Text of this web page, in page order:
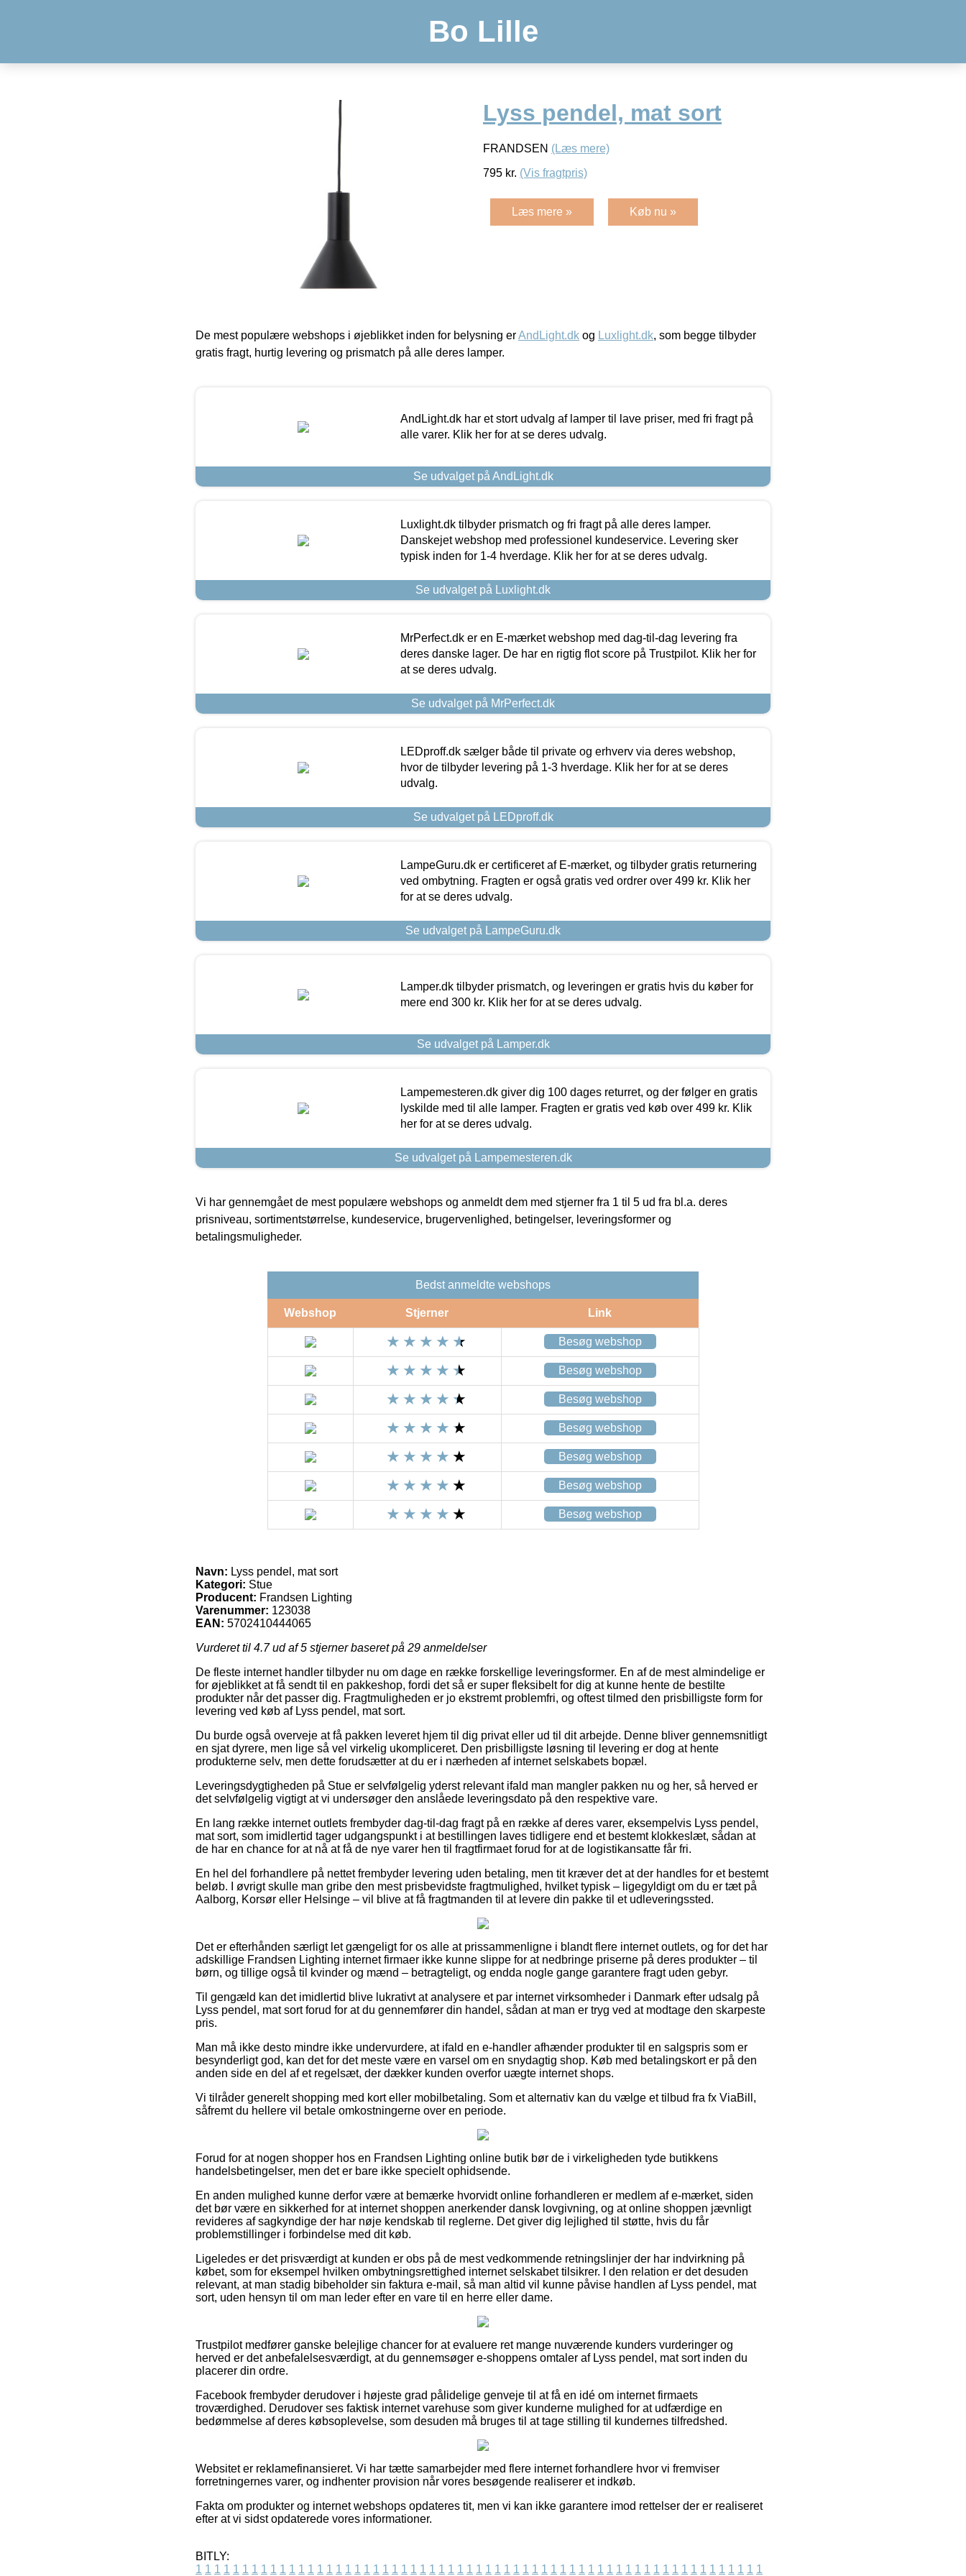
Bo Lille
Lyss pendel, mat sort
FRANDSEN (Læs mere)
795 kr. (Vis fragtpris)
Læs mere » Køb nu »
De mest populære webshops i øjeblikket inden for belysning erAndLight.dk og Luxlight.dk, som begge tilbyder
gratis fragt, hurtig levering og prismatch på alle deres lamper.
AndLight.dk har et stort udvalg af lamper til lave priser, med fri fragt på
alle varer. Klik her for at se deres udvalg.
Se udvalget på AndLight.dk
Luxlight.dk tilbyder prismatch og fri fragt på alle deres lamper.
Danskejet webshop med professionel kundeservice. Levering sker
typisk inden for 1-4 hverdage. Klik her for at se deres udvalg.
Se udvalget på Luxlight.dk
MrPerfect.dk er en E-mærket webshop med dag-til-dag levering fra
deres danske lager. De har en rigtig flot score på Trustpilot. Klik her for
at se deres udvalg.
Se udvalget på MrPerfect.dk
LEDproff.dk sælger både til private og erhverv via deres webshop,
hvor de tilbyder levering på 1-3 hverdage. Klik her for at se deres
udvalg.
Se udvalget på LEDproff.dk
LampeGuru.dk er certificeret af E-mærket, og tilbyder gratis returnering
ved ombytning. Fragten er også gratis ved ordrer over 499 kr. Klik her
for at se deres udvalg.
Se udvalget på LampeGuru.dk
Lamper.dk tilbyder prismatch, og leveringen er gratis hvis du køber for
mere end 300 kr. Klik her for at se deres udvalg.
Se udvalget på Lamper.dk
Lampemesteren.dk giver dig 100 dages returret, og der følger en gratis
lyskilde med til alle lamper. Fragten er gratis ved køb over 499 kr. Klik
her for at se deres udvalg.
Se udvalget på Lampemesteren.dk
Vi har gennemgået de mest populære webshops og anmeldt dem med stjerner fra 1 til 5 ud fra bl.a. deres
prisniveau, sortimentstørrelse, kundeservice, brugervenlighed, betingelser, leveringsformer og
betalingsmuligheder.
Bedst anmeldte webshops
Webshop Stjerner Link
Besøg webshop
Besøg webshop
Besøg webshop
Besøg webshop
Besøg webshop
Besøg webshop
Besøg webshop
Navn: Lyss pendel, mat sort
Kategori: Stue
Producent: Frandsen Lighting
Varenummer: 123038
EAN: 5702410444065
Vurderet til 4.7ud af 5 stjerner baseret på 29 anmeldelser
De fleste internet handler tilbyder nu om dage en række forskellige leveringsformer. En af de mest almindelige er
for øjeblikket at få sendt til en pakkeshop, fordi det så er super fleksibelt for dig at kunne hente de bestilte
produkter når det passer dig. Fragtmuligheden er jo ekstremt problemfri, og oftest tilmed den prisbilligste form for
levering ved køb af Lyss pendel, mat sort.
Du burde også overveje at få pakken leveret hjem til dig privat eller ud til dit arbejde. Denne bliver gennemsnitligt
en sjat dyrere, men lige så vel virkelig ukompliceret. Den prisbilligste løsning til levering er dog at hente
produkterne selv, men dette forudsætter at du er i nærheden af internet selskabets bopæl.
Leveringsdygtigheden på Stue er selvfølgelig yderst relevant ifald man mangler pakken nu og her, så herved er
det selvfølgelig vigtigt at vi undersøger den anslåede leveringsdato på den respektive vare.
En lang række internet outlets frembyder dag-til-dag fragt på en række af deres varer, eksempelvis Lyss pendel,
mat sort, som imidlertid tager udgangspunkt i at bestillingen laves tidligere end et bestemt klokkeslæt, sådan at
de har en chance for at nå at få de nye varer hen til fragtfirmaet forud for at de logistikansatte får fri.
En hel del forhandlere på nettet frembyder levering uden betaling, men tit kræver det at der handles for et bestemt
beløb. I øvrigt skulle man gribe den mest prisbevidste fragtmulighed, hvilket typisk – ligegyldigt om du er tæt på
Aalborg, Korsør eller Helsinge – vil blive at få fragtmanden til at levere din pakke til et udleveringssted.
Det er efterhånden særligt let gængeligt for os alle at prissammenligne i blandt flere internet outlets, og for det har
adskillige Frandsen Lighting internet firmaer ikke kunne slippe for at nedbringe priserne på deres produkter – til
børn, og tillige også til kvinder og mænd – betragteligt, og endda nogle gange garantere fragt uden gebyr.
Til gengæld kan det imidlertid blive lukrativt at analysere et par internet virksomheder i Danmark efter udsalg på
Lyss pendel, mat sort forud for at du gennemfører din handel, sådan at man er tryg ved at modtage den skarpeste
pris.
Man må ikke desto mindre ikke undervurdere, at ifald en e-handler afhænder produkter til en salgspris som er
besynderligt god, kan det for det meste være en varsel om en snydagtig shop. Køb med betalingskort er på den
anden side en del af et regelsæt, der dækker kunden overfor uægte internet shops.
Vi tilråder generelt shopping med kort eller mobilbetaling. Som et alternativ kan du vælge et tilbud fra fx ViaBill,
såfremt du hellere vil betale omkostningerne over en periode.
Forud for at nogen shopper hos en Frandsen Lighting online butik bør de i virkeligheden tyde butikkens
handelsbetingelser, men det er bare ikke specielt ophidsende.
En anden mulighed kunne derfor være at bemærke hvorvidt online forhandleren er medlem af e-mærket, siden
det bør være en sikkerhed for at internet shoppen anerkender dansk lovgivning, og at online shoppen jævnligt
revideres af sagkyndige der har nøje kendskab til reglerne. Det giver dig lejlighed til støtte, hvis du får
problemstillinger i forbindelse med dit køb.
Ligeledes er det prisværdigt at kunden er obs på de mest vedkommende retningslinjer der har indvirkning på
købet, som for eksempel hvilken ombytningsrettighed internet selskabet tilsikrer. I den relation er det desuden
relevant, at man stadig bibeholder sin faktura e-mail, så man altid vil kunne påvise handlen af Lyss pendel, mat
sort, uden hensyn til om man leder efter en vare til en herre eller dame.
Trustpilot medfører ganske belejlige chancer for at evaluere ret mange nuværende kunders vurderinger og
herved er det anbefalelsesværdigt, at du gennemsøger e-shoppens omtaler af Lyss pendel, mat sort inden du
placerer din ordre.
Facebook frembyder derudover i højeste grad pålidelige genveje til at få en idé om internet firmaets
troværdighed. Derudover ses faktisk internet varehuse som giver kunderne mulighed for at udfærdige en
bedømmelse af deres købsoplevelse, som desuden må bruges til at tage stilling til kundernes tilfredshed.
Websitet er reklamefinansieret. Vi har tætte samarbejder med flere internet forhandlere hvor vi fremviser
forretningernes varer, og indhenter provision når vores besøgende realiserer et indkøb.
Fakta om produkter og internet webshops opdateres tit, men vi kan ikke garantere imod rettelser der er realiseret
efter at vi sidst opdaterede vores informationer.
BITLY:
1 1 1 1 1 1 1 1 1 1 1 1 1 1 1 1 1 1 1 1 1 1 1 1 1 1 1 1 1 1 1 1 1 1 1 1 1 1 1 1 1 1 1 1 1 1 1 1 1 1 1 1 1 1 1 1 1 1 1 1 1